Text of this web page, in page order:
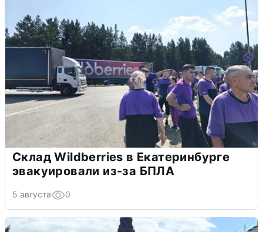
Склад Wildberries в Екатеринбурге
эвакуировали из-за БПЛА
5 августа 0